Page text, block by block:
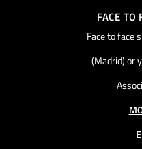
FACE TO
Face to face
(Madrid) or